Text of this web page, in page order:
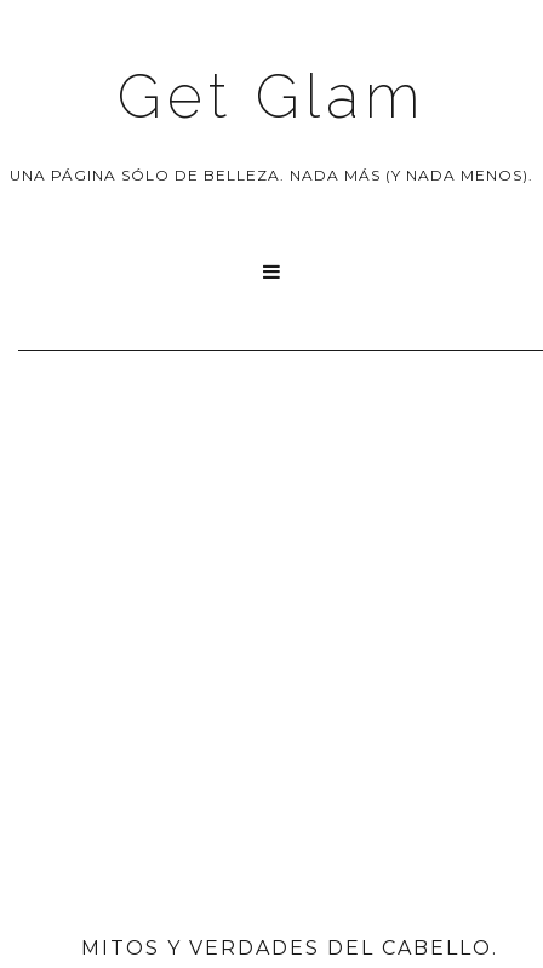
Get Glam
UNA PÁGINA SÓLO DE BELLEZA. NADA MÁS (Y NADA MENOS).

MITOS Y VERDADES DEL CABELLO.